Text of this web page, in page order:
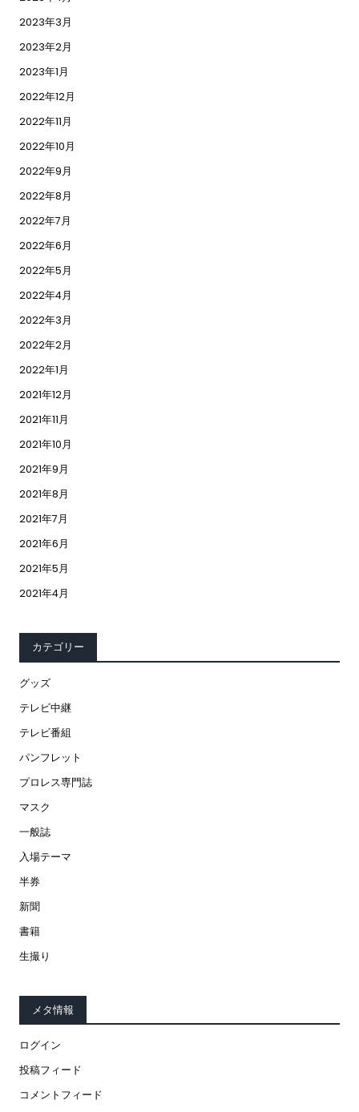
2023年3月
2023年2月
2023年1月
2022年12月
2022年11月
2022年10月
2022年9月
2022年8月
2022年7月
2022年6月
2022年5月
2022年4月
2022年3月
2022年2月
2022年1月
2021年12月
2021年11月
2021年10月
2021年9月
2021年8月
2021年7月
2021年6月
2021年5月
2021年4月
カテゴリー
グッズ
テレビ中継
テレビ番組
パンフレット
プロレス専門誌
マスク
一般誌
入場テーマ
半券
新聞
書籍
生撮り
メタ情報
ログイン
投稿フィード
コメントフィード